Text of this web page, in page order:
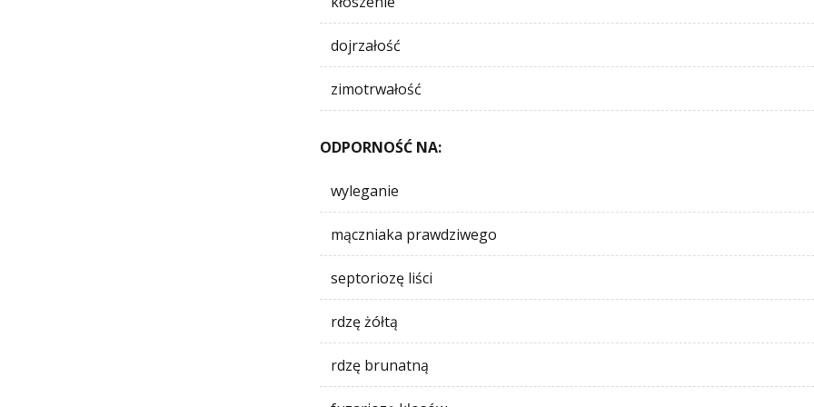
dojrzałość
zimotrwałość
ODPORNOŚĆ NA:
wyleganie
mączniaka prawdziwego
septoriozę liści
rdzę żółtą
rdzę brunatną